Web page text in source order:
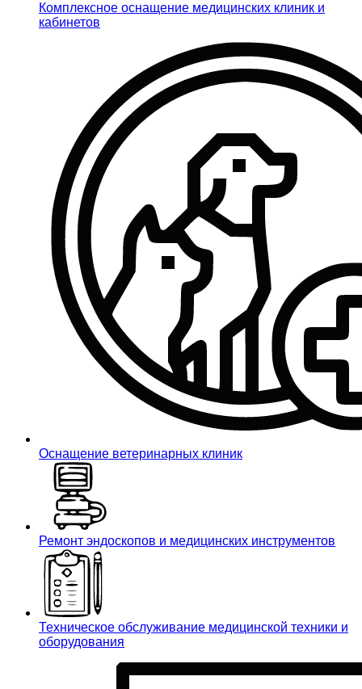
Комплексное оснащение медицинских клиник и
кабинетов
Оснащение ветеринарных клиник
Ремонт эндоскопов и медицинских инструментов
Техническое обслуживание медицинской техники и
оборудования